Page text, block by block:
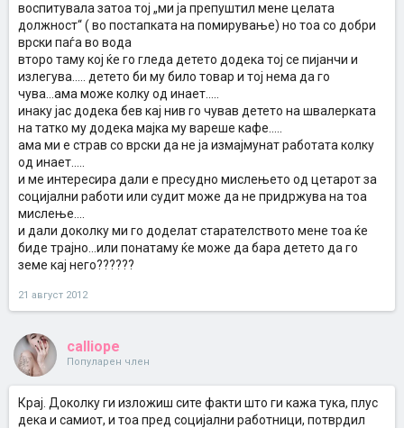
воспитувала затоа тој „ми ја препуштил мене целата
должност“ ( во постапката на помирување) но тоа со добри
врски паѓа во вода
второ таму кој ќе го гледа детето додека тој се пијанчи и
излегува..... детето би му било товар и тој нема да го
чува...ама може колку од инает.....
инаку јас додека бев кај нив го чував детето на швалерката
на татко му додека мајка му вареше кафе.....
ама ми е страв со врски да не ја измајмунат работата колку
од инает.....
и ме интересира дали е пресудно мислењето од цетарот за
социјални работи или судит може да не придржува на тоа
мислење....
и дали доколку ми го доделат старателството мене тоа ќе
биде трајно...или понатаму ќе може да бара детето да го
земе кај него??????
21 август 2012
calliope
Популарен член
Крај. Доколку ги изложиш сите факти што ги кажа тука, плус
дека и самиот, и тоа пред социјални работници, потврдил